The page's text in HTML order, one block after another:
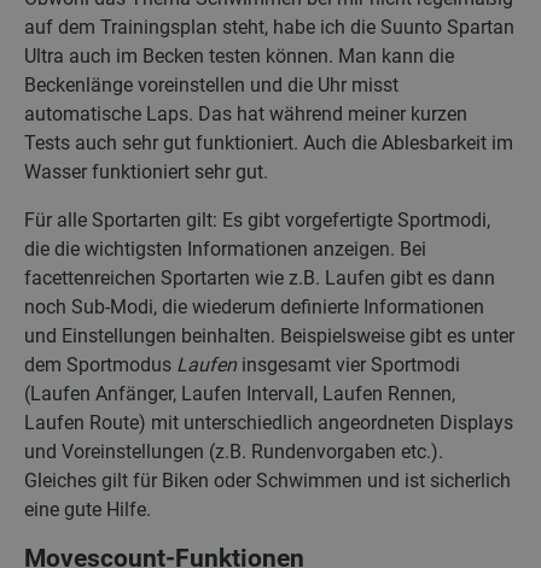
auf dem Trainingsplan steht, habe ich die Suunto Spartan
Ultra auch im Becken testen können. Man kann die
Beckenlänge voreinstellen und die Uhr misst
automatische Laps. Das hat während meiner kurzen
Tests auch sehr gut funktioniert. Auch die Ablesbarkeit im
Wasser funktioniert sehr gut.
Für alle Sportarten gilt: Es gibt vorgefertigte Sportmodi,
die die wichtigsten Informationen anzeigen. Bei
facettenreichen Sportarten wie z.B. Laufen gibt es dann
noch Sub-Modi, die wiederum definierte Informationen
und Einstellungen beinhalten. Beispielsweise gibt es unter
dem Sportmodus Laufeninsgesamt vier Sportmodi
(Laufen Anfänger, Laufen Intervall, Laufen Rennen,
Laufen Route) mit unterschiedlich angeordneten Displays
und Voreinstellungen (z.B. Rundenvorgaben etc.).
Gleiches gilt für Biken oder Schwimmen und ist sicherlich
eine gute Hilfe.
Movescount-Funktionen